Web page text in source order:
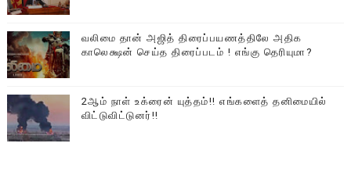
வலிமை தான் அஜித் திரைப்பயணத்திலே அதிக
காலெக்ஷன் செய்த திரைப்படம் ! எங்கு தெரியுமா?
2ஆம் நாள் உக்ரைன் யுத்தம்!! எங்களைத் தனிமையில்
விட்டுவிட்டுனர்!!